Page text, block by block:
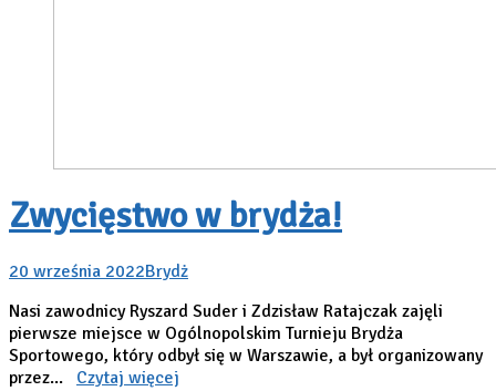
Zwycięstwo w brydża!
20 września 2022Brydż
Nasi zawodnicy Ryszard Suder i Zdzisław Ratajczak zajęli
pierwsze miejsce w Ogólnopolskim Turnieju Brydża
Sportowego, który odbył się w Warszawie, a był organizowany
przez... Czytaj więcej